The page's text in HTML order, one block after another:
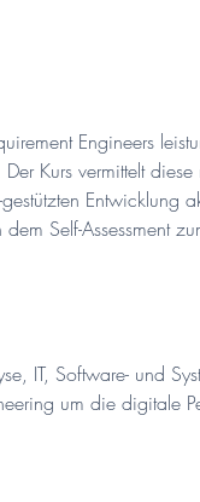
Engineers
Kurs vermittelt
Entwicklung
dem Self-Assessment
IT, Software- und
um die digitale